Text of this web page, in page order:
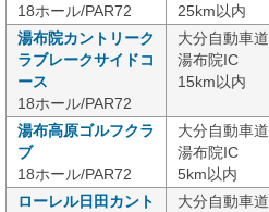
18ホール/PAR72
25km以内
湯布院カントリーク
ラブレークサイドコ
ース
18ホール/PAR72
大分自動車道
湯布院IC
15km以内
湯布高原ゴルフクラ
ブ
18ホール/PAR72
大分自動車道
湯布院IC
5km以内
ローレル日田カント
大分自動車道